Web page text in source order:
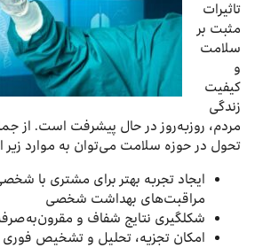
تاثیرات
مثبت بر
سلامت
و
کیفیت
زندگی
مردم، روزبه‌روز در حال پیشرفت است. از
تحول در حوزه سلامت می‌توان به موارد زیر
ایجاد تجربه بهتر برای مشتری با
مراقبت‌های بهداشت شخصی
شکل‎گیری نتایج شفاف و مقرون‌به‌صرفه بودن
امکان تجزیه، تحلیل و تشخیص